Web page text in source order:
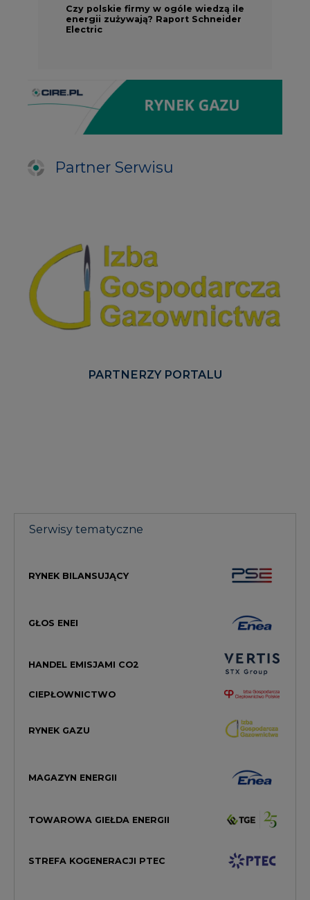
Czy polskie firmy w ogóle wiedzą ile
energii zużywają? Raport Schneider
Electric
Partner Serwisu
PARTNERZY PORTALU
Serwisy tematyczne
RYNEK BILANSUJĄCY
GŁOS ENEI
HANDEL EMISJAMI CO2
CIEPŁOWNICTWO
RYNEK GAZU
MAGAZYN ENERGII
TOWAROWA GIEŁDA ENERGII
STREFA KOGENERACJI PTEC